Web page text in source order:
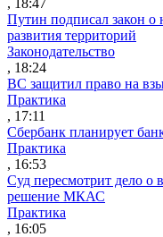
Путин подписал закон о
развития территорий
Законодательство
, 18:24
ВС защитил право на
Практика
, 17:11
Сбербанк планирует
Практика
, 16:53
Суд пересмотрит дело о
решение МКАС
Практика
, 16:05